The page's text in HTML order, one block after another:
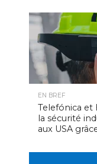
EN BREF
Telefónica
la sécurité
aux USA